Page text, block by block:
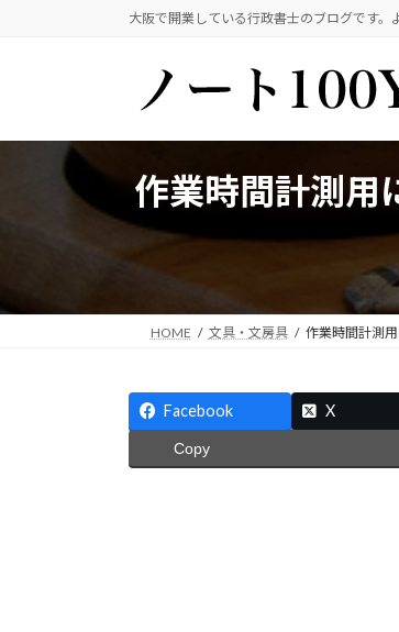
へ
ョ
大阪で開業している行政書士のブログです。
作業時間計測用
HOME 文具・文房具 作業時間計測
Facebook X
Copy